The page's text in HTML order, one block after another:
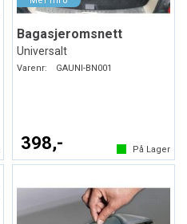
Bagasjeromsnett
Universalt
Varenr: GAUNI-BN001
398,- På Lager